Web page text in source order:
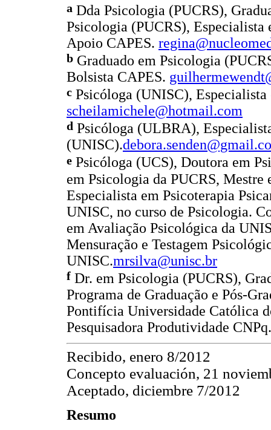
a Dda Psicologia (PUCRS),
Psicologia (PUCRS),
Apoio CAPES.
b Graduado em Psicologia
Bolsista CAPES.
c Psicóloga (UNISC),
scheilamichele@hotmail.com
d Psicóloga (ULBRA),
(UNISC).
e Psicóloga (UCS), Doutora em
em Psicologia da PUCRS,
Especialista em Psicoterapia
UNISC, no curso de Psicologia.
em Avaliação Psicológica da
Mensuração e Testagem
UNISC.mrsilva@unisc.br
f Dr. em Psicologia (PUCRS),
Programa de Graduação e Pós-
Pontifícia Universidade Católica
Pesquisadora Produtividade
Recibido, enero 8/2012
Concepto evaluación, 21
Aceptado, diciembre 7/2012
Resumo